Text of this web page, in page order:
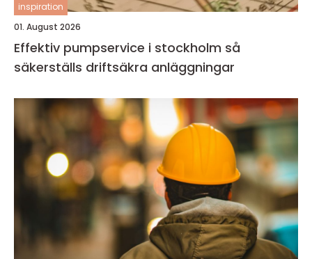
inspiration
01. August 2026
Effektiv pumpservice i stockholm så
säkerställs driftsäkra anläggningar